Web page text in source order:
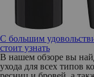
С большим
стоит узнать
В нашем обзоре вы
ухода для всех типов